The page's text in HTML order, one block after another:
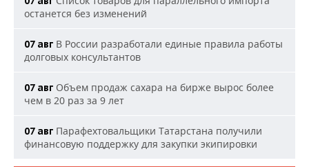
останется без изменений
07 авг В России разработали единые правила работы
долговых консультантов
07 авг Объем продаж сахара на бирже вырос более
чем в 20 раз за 9 лет
07 авг Парафехтовальщики Татарстана получили
финансовую поддержку для закупки экипировки